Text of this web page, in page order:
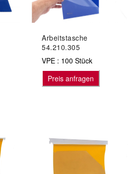
Arbeitstasche
54.210.305
VPE : 100 Stück
Preis anfragen